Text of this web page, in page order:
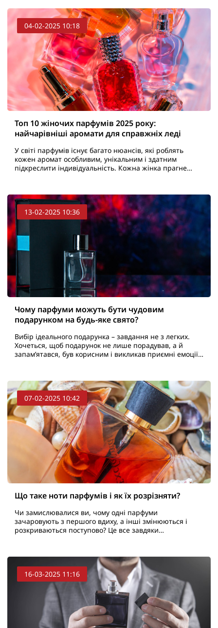
04-02-2025 10:18
Топ 10 жіночих парфумів 2025 року:
найчарівніші аромати для справжніх леді
У світі парфумів існує багато нюансів, які роблять
кожен аромат особливим, унікальним і здатним
підкреслити індивідуальність. Кожна жінка прагне
13-02-2025 10:36
Чому парфуми можуть бути чудовим
подарунком на будь-яке свято?
Вибір ідеального подарунка – завдання не з легких.
Хочеться, щоб подарунок не лише порадував, а й
запам’ятався, був корисним і викликав приємні емоції.
07-02-2025 10:42
Що таке ноти парфумів і як їх розрізняти?
Чи замислювалися ви, чому одні парфуми
зачаровують з першого вдиху, а інші змінюються і
розкриваються поступово? Це все завдяки
16-03-2025 11:16